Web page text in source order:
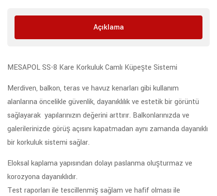
Açıklama
MESAPOL SS-8 Kare Korkuluk Camlı Küpeşte Sistemi
Merdiven, balkon, teras ve havuz kenarları gibi kullanım
alanlarına öncelikle güvenlik, dayanıklılık ve estetik bir görüntü
sağlayarak yapılarınızın değerini arttırır. Balkonlarınızda ve
galerilerinizde görüş açısını kapatmadan aynı zamanda dayanıklı
bir korkuluk sistemi sağlar.
Eloksal kaplama yapısından dolayı paslanma oluşturmaz ve
korozyona dayanıklıdır.
Test raporları ile tescillenmiş sağlam ve hafif olması ile